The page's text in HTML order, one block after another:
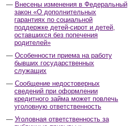
Внесены изменения в Федеральный
закон «О дополнительных
гарантиях по социальной
поддержке детей-сирот и детей,
оставшихся без попечения
родителей»
Особенности приема на работу
бывших государственных
служащих
Сообщение недостоверных
сведений при оформлении
кредитного займа может повлечь
уголовную ответственность
Уголовная ответственность за